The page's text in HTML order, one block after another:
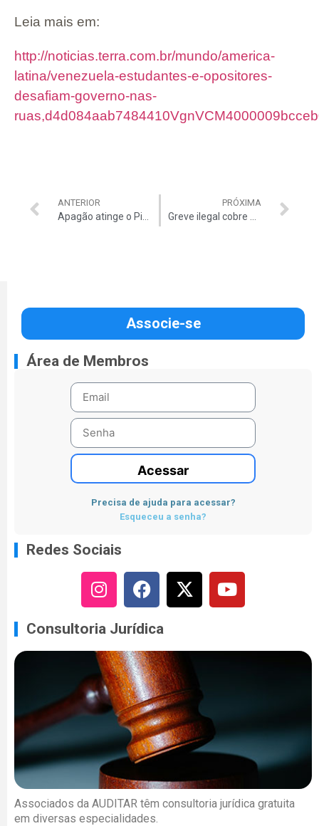
Leia mais em:
http://noticias.terra.com.br/mundo/america-
latina/venezuela-estudantes-e-opositores-
desafiam-governo-nas-
ANTERIOR
Apagão atinge o Piauí
PRÓXIMA
Greve ilegal cobre de lixo as ruas do Rio
Associe-se
Área de Membros
Acessar
Precisa de ajuda para acessar?
Esqueceu a senha?
Redes Sociais
Consultoria Jurídica
Associados da AUDITAR têm consultoria jurídica gratuita
em diversas especialidades.